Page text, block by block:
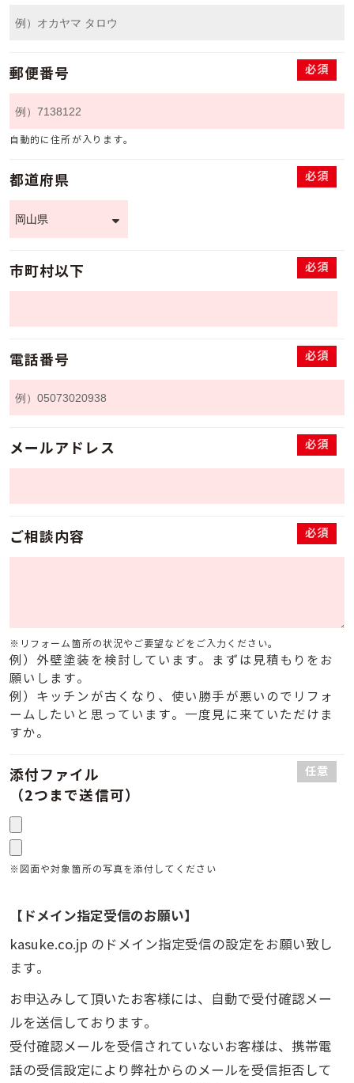
郵便番号 必須
自動的に住所が入ります。
都道府県 必須
市町村以下 必須
電話番号 必須
メールアドレス 必須
ご相談内容 必須
※リフォーム箇所の状況やご要望などをご入力ください。
例）外壁塗装を検討しています。まずは見積もりをお
願いします。
例）キッチンが古くなり、使い勝手が悪いのでリフォ
ームしたいと思っています。一度見に来ていただけま
すか。
添付ファイル
（2つまで送信可）
任意
※図面や対象箇所の写真を添付してください
【ドメイン指定受信のお願い】
kasuke.co.jp のドメイン指定受信の設定をお願い致し
ます。
お申込みして頂いたお客様には、自動で受付確認メー
ルを送信しております。
受付確認メールを受信されていないお客様は、携帯電
話の受信設定により弊社からのメールを受信拒否して